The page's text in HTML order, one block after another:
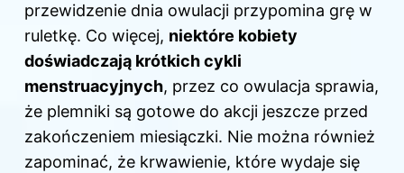
przewidzenie dnia owulacji przypomina grę w
ruletkę. Co więcej, niektóre kobiety
doświadczają krótkich cykli
menstruacyjnych, przez co owulacja sprawia,
że plemniki są gotowe do akcji jeszcze przed
zakończeniem miesiączki. Nie można również
zapominać, że krwawienie, które wydaje się